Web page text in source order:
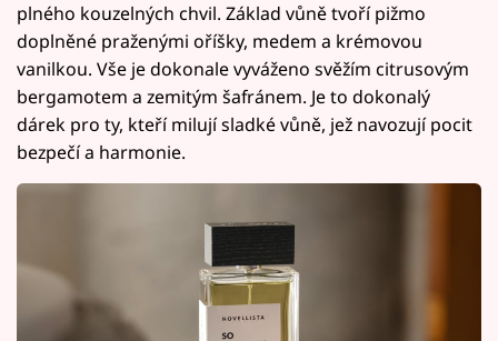
plného kouzelných chvil. Základ vůně tvoří pižmo
doplněné praženými oříšky, medem a krémovou
vanilkou. Vše je dokonale vyváženo svěžím citrusovým
bergamotem a zemitým šafránem. Je to dokonalý
dárek pro ty, kteří milují sladké vůně, jež navozují pocit
bezpečí a harmonie.